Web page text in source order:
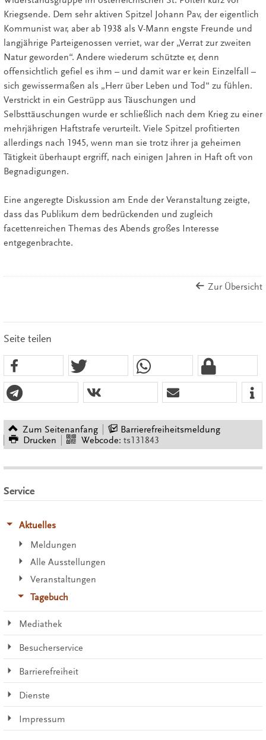
Kriegsende. Dem sehr aktiven Spitzel Johann Pav, der eigentlich
Kommunist war, aber ab 1938 als V-Mann engste Freunde und
langjährige Parteigenossen verriet, war der „Verrat zur zweiten
Natur geworden“. Andere wiederum schützte er, denn
offensichtlich gefiel es ihm – und damit war er kein Einzelfall –
sich gewissermaßen als „Herr über Leben und Tod“ zu fühlen.
Verstrickt in ein Gestrüpp aus Täuschungen und
Selbsttäuschungen wurde er schließlich nach dem Krieg zu einer
mehrjährigen Haftstrafe verurteilt. Viele Spitzel profitierten
allerdings nach 1945, wenn man sie trotz ihrer ja geheimen
Tätigkeit überhaupt ergriff, nach einigen Jahren in Haft oft von
Begnadigungen.
Eine angeregte Diskussion am Ende der Veranstaltung zeigte,
dass das Publikum dem bedrückenden und zugleich
facettenreichen Themas des Abends großes Interesse
entgegenbrachte.
Zur Übersicht
Seite teilen
Zum Seitenanfang
Barrierefreiheitsmeldung
Drucken
Webcode: ts131843
Service
Aktuelles
Meldungen
Alle Ausstellungen
Veranstaltungen
Tagebuch
Mediathek
Besucherservice
Barrierefreiheit
Dienste
Impressum